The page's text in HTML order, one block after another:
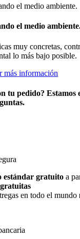
el medio
muy concretas,
lo más bajo posible.
más información
tu pedido? Estamos
estándar gratuito a
en todo el mundo